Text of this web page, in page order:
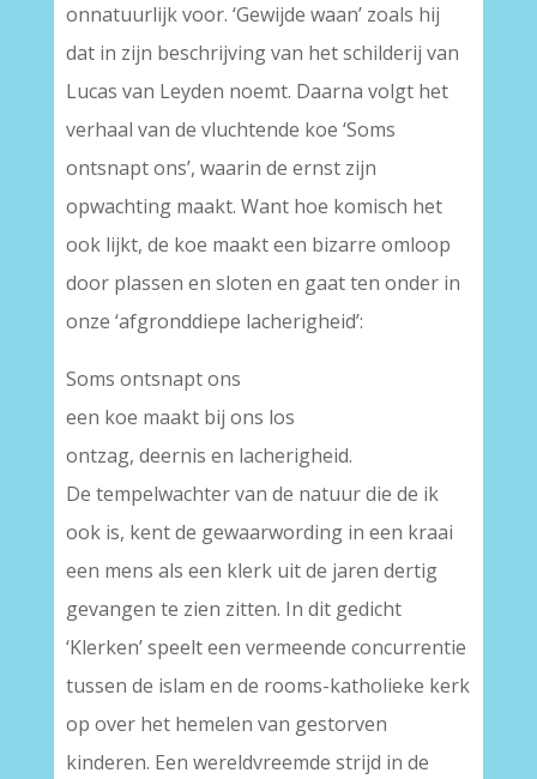
onnatuurlijk voor. ‘Gewijde waan’ zoals hij
dat in zijn beschrijving van het schilderij van
Lucas van Leyden noemt. Daarna volgt het
verhaal van de vluchtende koe ‘Soms
ontsnapt ons’, waarin de ernst zijn
opwachting maakt. Want hoe komisch het
ook lijkt, de koe maakt een bizarre omloop
door plassen en sloten en gaat ten onder in
onze ‘afgronddiepe lacherigheid’:
Soms ontsnapt ons
een koe maakt bij ons los
ontzag, deernis en lacherigheid.
De tempelwachter van de natuur die de ik
ook is, kent de gewaarwording in een kraai
een mens als een klerk uit de jaren dertig
gevangen te zien zitten. In dit gedicht
‘Klerken’ speelt een vermeende concurrentie
tussen de islam en de rooms-katholieke kerk
op over het hemelen van gestorven
kinderen. Een wereldvreemde strijd in de